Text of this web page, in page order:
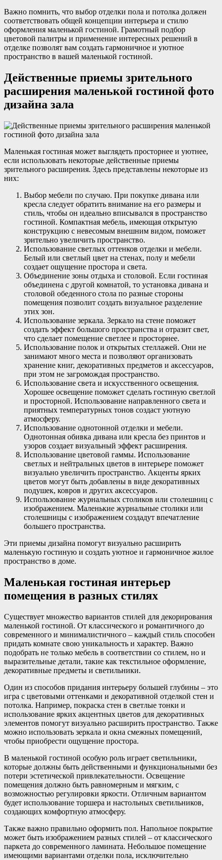
Важно помнить, что выбор отделки пола и потолка должен
соответствовать общей концепции интерьера и стилю
оформления маленькой гостиной. Грамотный подбор
цветовой палитры и применение интересных решений в
отделке позволят вам создать гармоничное и уютное
пространство в вашей маленькой гостиной.
Действенные приемы зрительного
расширения маленькой гостиной фото
дизайна зала
Маленькая гостиная может выглядеть просторнее и уютнее,
если использовать некоторые действенные приемы
зрительного расширения. Здесь представлены некоторые из
них:
Выбор мебели по случаю. При покупке дивана или
кресла следует обратить внимание на его размеры и
стиль, чтобы он идеально вписывался в пространство
гостиной. Компактная мебель, имеющая открытую
конструкцию с невесомым внешним видом, поможет
зрительно увеличить пространство.
Использование светлых оттенков отделки и мебели.
Белый или светлый цвет на стенах, полу и мебели
создает ощущение простора и света.
Объединение зоны отдыха и столовой. Если гостиная
объединена с другой комнатой, то установка дивана и
столовой обеденного стола по разные стороны
помещения позволит создать визуальное разделение
этих зон.
Использование зеркала. Зеркало на стене поможет
создать эффект большого пространства и отразит свет,
что сделает помещение светлее и просторнее.
Использование полок и открытых стеллажей. Они не
занимают много места и позволяют организовать
хранение книг, декоративных предметов и аксессуаров,
при этом не загромождая пространство.
Использование света и искусственного освещения.
Хорошее освещение поможет сделать гостиную светлой
и просторной. Использование направленного света и
приятных температурных тонов создаст уютную
атмосферу.
Использование однотонной отделки и мебели.
Однотонная обивка дивана или кресла без принтов и
узоров создает визуальный эффект расширения.
Использование цветовой гаммы. Использование
светлых и нейтральных цветов в интерьере поможет
визуально увеличить пространство. Акценты ярких
цветов могут быть добавлены в виде декоративных
подушек, ковров и других аксессуаров.
Использование журнальных столиков или столешниц с
изображением. Маленькие журнальные столики или
столешницы с изображением создадут впечатление
большего пространства.
Эти приемы дизайна помогут визуально расширить
маленькую гостиную и создать уютное и гармоничное жилое
пространство в доме.
Маленькая гостиная интерьер
помещения в разных стилях
Существует множество вариантов стилей для декорирования
маленькой гостиной. От классического и романтичного до
современного и минималистичного – каждый стиль способен
придать комнате свою уникальность и характер. Важно
подобрать не только мебель в соответствии со стилем, но и
выразительные детали, такие как текстильное оформление,
декоративные предметы и светильники.
Один из способов придания интерьеру большей глубины – это
игра с цветовыми оттенками и декоративной отделкой стен и
потолка. Например, покраска стен в светлые тонки и
использование ярких акцентных цветов для декоративных
элементов помогут визуально расширить пространство. Также
можно использовать зеркала и окна смежных помещений,
чтобы приобрести ощущение простора.
В маленькой гостиной особую роль играет светильники,
которые должны быть действенными и функциональными без
потери эстетической привлекательности. Освещение
помещения должно быть равномерным и мягким, с
возможностью регулировки яркости. Отличным вариантом
будет использование торшера и настольных светильников,
создающих комфортную атмосферу.
Также важно правильно оформить пол. Напольное покрытие
может быть изображением разных стилей – от классического
паркета до современного ламината. Небольшое помещение
имеющими вариантами отделки пола, исключительно